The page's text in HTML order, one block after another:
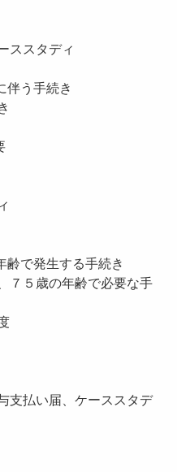
ススタディ
伴う手続き
齢で発生する手続き
７５歳の年齢で必要な手
支払い届、ケーススタデ